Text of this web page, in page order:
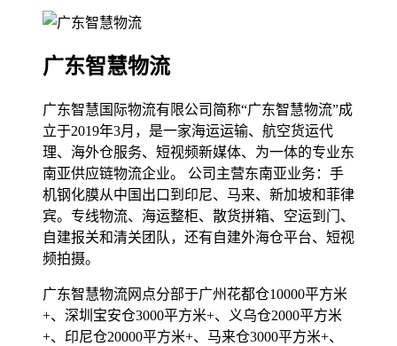
广东智慧物流
广东智慧国际物流有限公司简称“广东智慧物流”成
立于2019年3月，是一家海运运输、航空货运代
理、海外仓服务、短视频新媒体、为一体的专业东
南亚供应链物流企业。 公司主营东南亚业务：手
机钢化膜从中国出口到印尼、马来、新加坡和菲律
宾。专线物流、海运整柜、散货拼箱、空运到门、
自建报关和清关团队，还有自建外海仓平台、短视
频拍摄。
广东智慧物流网点分部于广州花都仓10000平方米
+、深圳宝安仓3000平方米+、义乌仓2000平方米
+、印尼仓20000平方米+、马来仓3000平方米+、